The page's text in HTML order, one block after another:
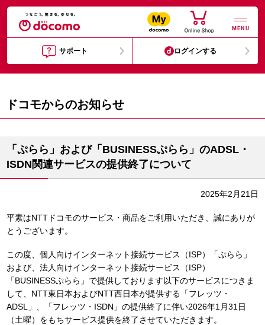
MENU
サポート ログインする
ドコモからのお知らせ
「ぷらら」および「BUSINESSぷらら」のADSL・
ISDN関連サービスの提供終了について
2025年2月21日
平素はNTTドコモのサービス・商品をご利用いただき、誠にありが
とうございます。
この度、個人向けインターネット接続サービス（ISP）「ぷらら」
および、法人向けインターネット接続サービス（ISP）
「BUSINESSぷらら」で提供しております以下のサービスにつきま
して、NTT東日本およびNTT西日本が提供する「フレッツ・
ADSL」、「フレッツ・ISDN」の提供終了に伴い2026年1月31日
（土曜）をもちサービス提供を終了させていただきます。